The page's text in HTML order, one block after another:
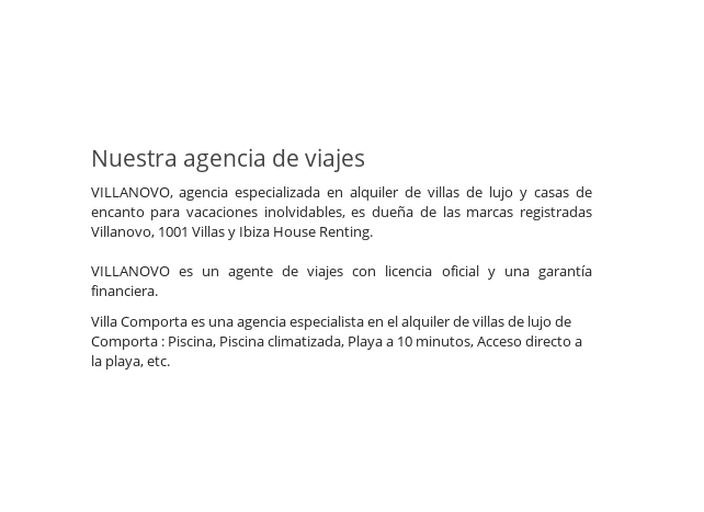
Nuestra agencia de viajes
VILLANOVO, agencia especializada en alquiler de villas de lujo y casas de
encanto para vacaciones inolvidables, es dueña de las marcas registradas
Villanovo, 1001 Villas y Ibiza House Renting.
VILLANOVO es un agente de viajes con licencia oficial y una garantía
financiera.
Villa Comporta es una agencia especialista en el alquiler de villas de lujo de
Comporta : Piscina, Piscina climatizada, Playa a 10 minutos, Acceso directo a
la playa, etc.